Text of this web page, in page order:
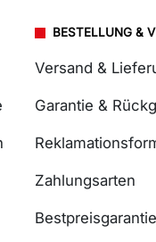
BESTELLUNG &
Versand &
Garantie &
Zahlungsarten
Bestpreisgarantie